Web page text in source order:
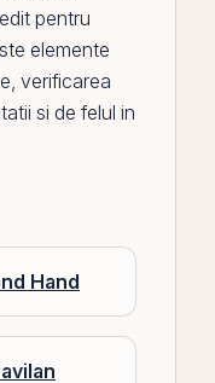
pentru
elemente
verificarea
si de felul in
Hand